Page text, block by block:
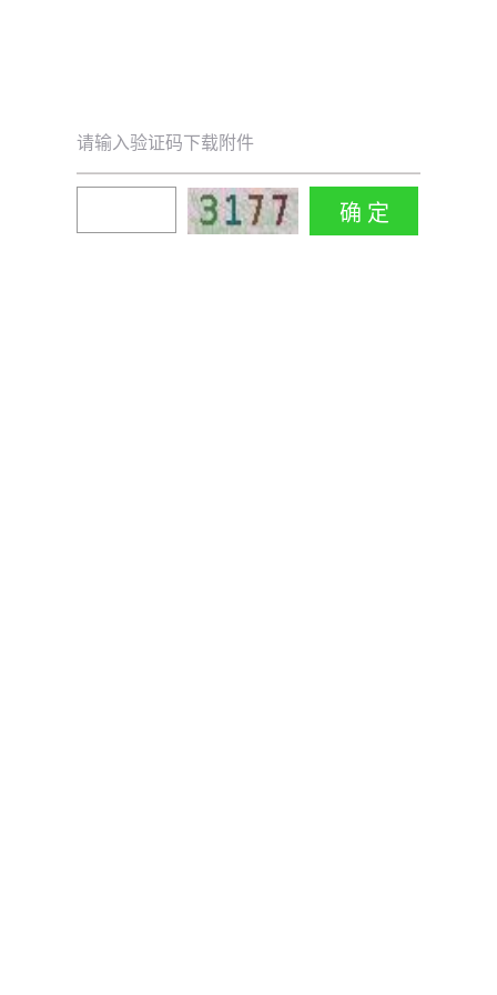
请输入验证码下载附件